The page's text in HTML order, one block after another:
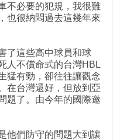
不必要的犯規，我很難
也很納悶過去這幾年來
了這些高中球員和球
人不償命式的台灣HBL
猛有勁，卻往往讓觀念
在台灣還好，但放到亞
題了。由今年的國際邀
他們防守的問題大到讓